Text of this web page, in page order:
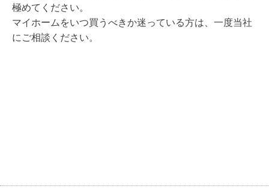
極めてください。
マイホームをいつ買うべきか迷っている方は、一度当社
にご相談ください。